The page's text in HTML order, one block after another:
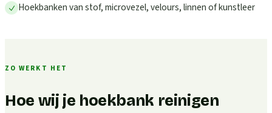
Hoekbanken van stof, microvezel, velours, linnen of kunstleer
ZO WERKT HET
Hoe wij je hoekbank reinigen